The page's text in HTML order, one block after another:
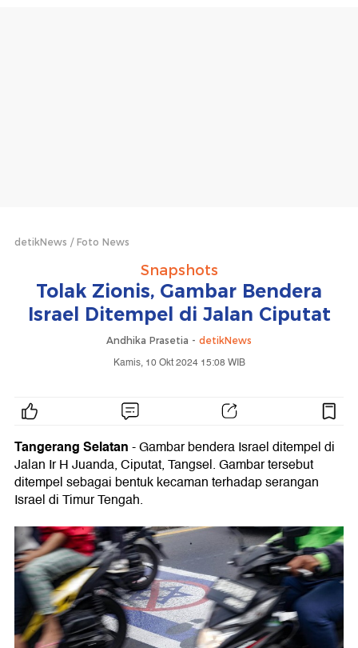
detikNews Foto News
Snapshots
Tolak Zionis, Gambar Bendera
Israel Ditempel di Jalan Ciputat
Andhika Prasetia - detikNews
Kamis, 10 Okt 2024 15:08 WIB
Tangerang Selatan- Gambar bendera Israel ditempel di
Jalan Ir H Juanda, Ciputat, Tangsel. Gambar tersebut
ditempel sebagai bentuk kecaman terhadap serangan
Israel di Timur Tengah.